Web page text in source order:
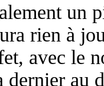
un
rien à
avec le
au